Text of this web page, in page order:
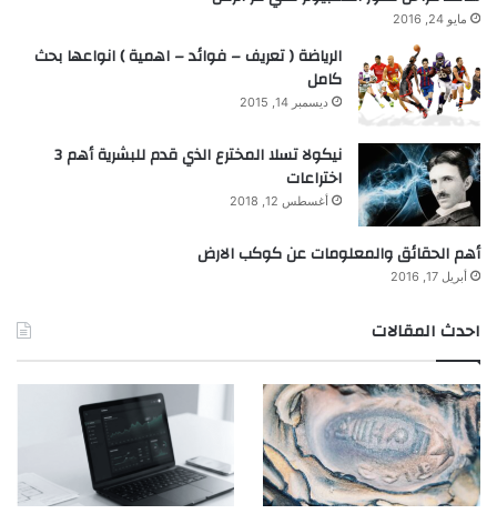
مايو 24, 2016
الرياضة ( تعريف – فوائد – اهمية ) انواعها بحث
كامل
ديسمبر 14, 2015
نيكولا تسلا المخترع الذي قدم للبشرية أهم 3
اختراعات
أغسطس 12, 2018
أهم الحقائق والمعلومات عن كوكب الارض
أبريل 17, 2016
احدث المقالات